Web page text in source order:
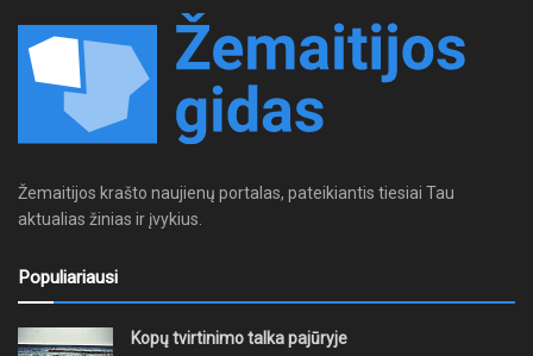
Žemaitijos krašto naujienų portalas, pateikiantis tiesiai Tau
aktualias žinias ir įvykius.
Populiariausi
Kopų tvirtinimo talka pajūryje